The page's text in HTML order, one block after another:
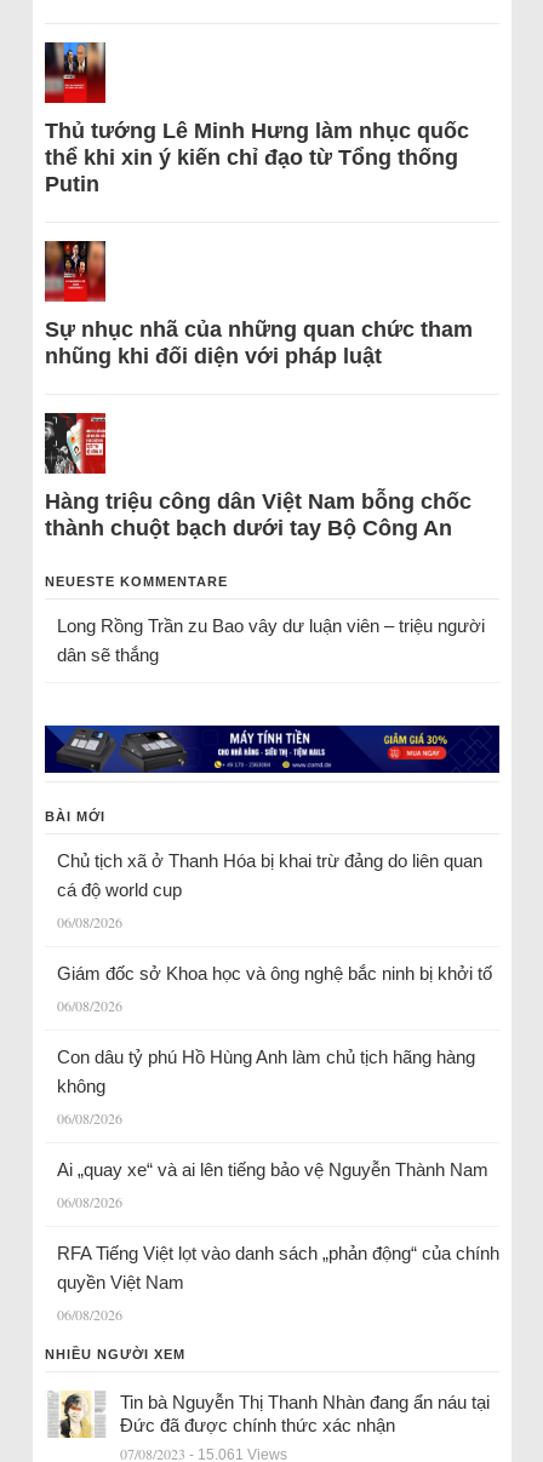
Thủ tướng Lê Minh Hưng làm nhục quốc
thể khi xin ý kiến chỉ đạo từ Tổng thống
Putin
Sự nhục nhã của những quan chức tham
nhũng khi đối diện với pháp luật
Hàng triệu công dân Việt Nam bỗng chốc
thành chuột bạch dưới tay Bộ Công An
NEUESTE KOMMENTARE
Long Rồng Trầnzu Bao vây dư luận viên – triệu người
dân sẽ thắng
BÀI MỚI
Chủ tịch xã ở Thanh Hóa bị khai trừ đảng do liên quan
cá độ world cup
06/08/2026
Giám đốc sở Khoa học và ông nghệ bắc ninh bị khởi tố
06/08/2026
Con dâu tỷ phú Hồ Hùng Anh làm chủ tịch hãng hàng
không
06/08/2026
Ai „quay xe“ và ai lên tiếng bảo vệ Nguyễn Thành Nam
06/08/2026
RFA Tiếng Việt lọt vào danh sách „phản động“ của chính
quyền Việt Nam
06/08/2026
NHIỀU NGƯỜI XEM
Tin bà Nguyễn Thị Thanh Nhàn đang ẩn náu tại
Đức đã được chính thức xác nhận
07/08/2023 - 15.061 Views